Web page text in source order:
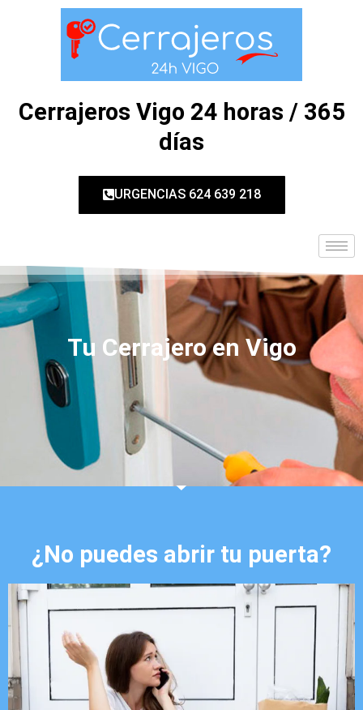
Cerrajeros Vigo 24 horas / 365
días
URGENCIAS 624 639 218
Tu Cerrajero en Vigo
¿No puedes abrir tu puerta?